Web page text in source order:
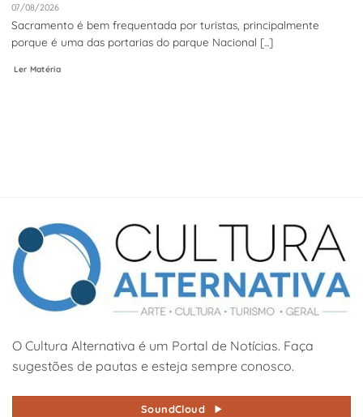
07/08/2026
Sacramento é bem frequentada por turistas, principalmente
porque é uma das portarias do parque Nacional [...]
Ler Matéria
O Cultura Alternativa é um Portal de Notícias. Faça
sugestões de pautas e esteja sempre conosco.
SoundCloud